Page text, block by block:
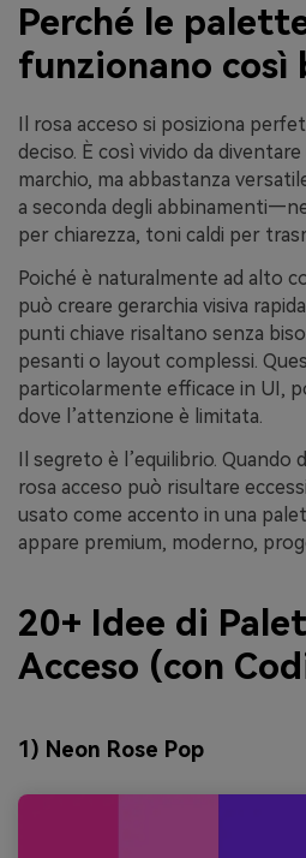
Perché le
funzionano così
Il rosa acceso si posiziona
deciso. È così vivido da
marchio, ma abbastanza
a seconda degli
per chiarezza, toni caldi per
Poiché è naturalmente ad alto
può creare gerarchia visiva
punti chiave risaltano senza
pesanti o layout complessi.
particolarmente efficace in UI,
dove l’attenzione è limitata.
Il segreto è l’equilibrio. Quando
rosa acceso può risultare
usato come accento in una
appare premium, moderno,
20+ Idee di
Acceso (con
1) Neon Rose Pop